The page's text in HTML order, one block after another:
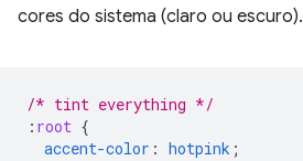
cores do sistema (claro ou escuro).
/* tint everything */
: root {
accent-color : hotpink ;